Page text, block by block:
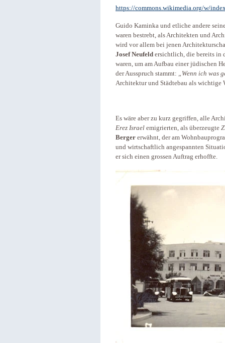
https://commons.wikimedia.org/w/
Guido Kaminka und etliche andere
waren bestrebt, als Architekten und
wird vor allem bei jenen
Josef Neufeld ersichtlich, die bereits in
waren, um am Aufbau einer jüdischen
der Ausspruch stammt: „Wenn ich was
Architektur und Städtebau als wichtige
Es wäre aber zu kurz gegriffen, alle
Erez Israel emigrierten, als überzeugte
Berger erwähnt, der am
und wirtschaftlich angespannten
er sich einen grossen Auftrag erhoffte.